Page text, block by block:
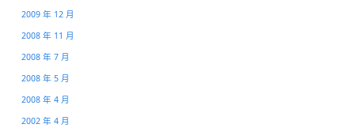
2009 年 12 月
2008 年 11 月
2008 年 7 月
2008 年 5 月
2008 年 4 月
2002 年 4 月